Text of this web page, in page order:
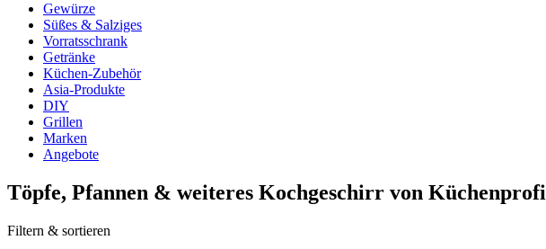
Gewürze
Süßes & Salziges
Vorratsschrank
Getränke
Küchen-Zubehör
Asia-Produkte
DIY
Grillen
Marken
Angebote
Töpfe, Pfannen & weiteres Kochgeschirr von Küchenprofi
Filtern & sortieren